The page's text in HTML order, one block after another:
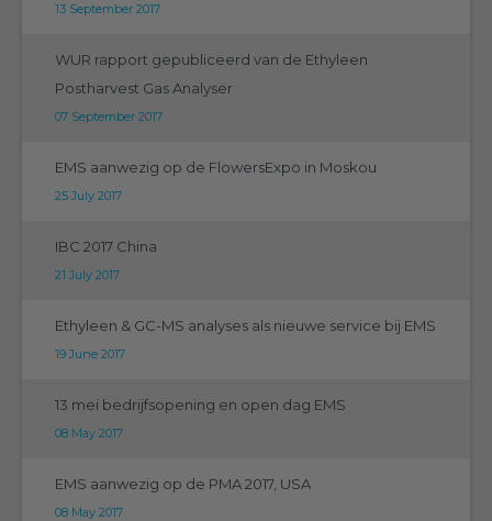
13 September 2017
WUR rapport gepubliceerd van de Ethyleen
Postharvest Gas Analyser
07 September 2017
EMS aanwezig op de FlowersExpo in Moskou
25 July 2017
IBC 2017 China
21 July 2017
Ethyleen & GC-MS analyses als nieuwe service bij EMS
19 June 2017
13 mei bedrijfsopening en open dag EMS
08 May 2017
EMS aanwezig op de PMA 2017, USA
08 May 2017